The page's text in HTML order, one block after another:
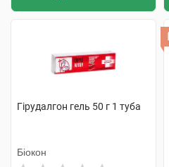
Гірудалгон гель 50 г 1 туба
Біокон